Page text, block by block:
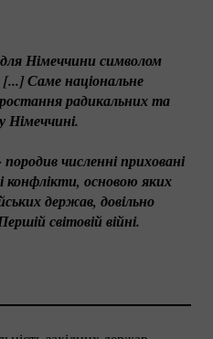
Німеччини символом
[...] Саме національне
радикальних та
Німеччині.
численні приховані
основою яких
держав, довільно
світовій війні.